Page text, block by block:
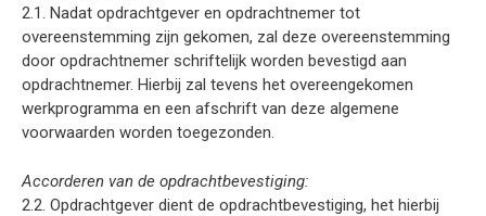
2.1. Nadat opdrachtgever en opdrachtnemer tot
overeenstemming zijn gekomen, zal deze overeenstemming
door opdrachtnemer schriftelijk worden bevestigd aan
opdrachtnemer. Hierbij zal tevens het overeengekomen
werkprogramma en een afschrift van deze algemene
voorwaarden worden toegezonden.
Accorderen van de opdrachtbevestiging:
2.2. Opdrachtgever dient de opdrachtbevestiging, het hierbij